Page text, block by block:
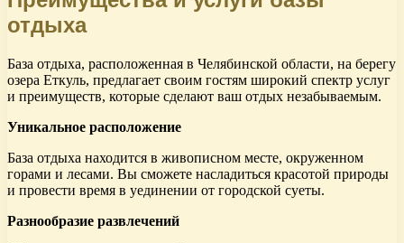
отдыха
База отдыха, расположенная в Челябинской области, на берегу
озера Еткуль, предлагает своим гостям широкий спектр услуг
и преимуществ, которые сделают ваш отдых незабываемым.
Уникальное расположение
База отдыха находится в живописном месте, окруженном
горами и лесами. Вы сможете насладиться красотой природы
и провести время в уединении от городской суеты.
Разнообразие развлечений